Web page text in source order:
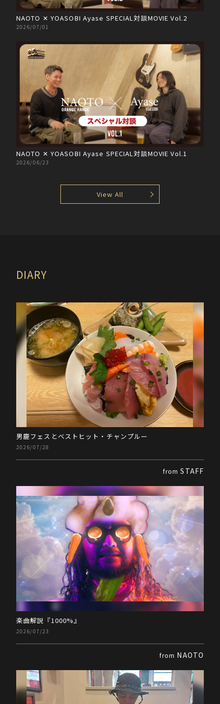
NAOTO ✕ YOASOBI Ayase SPECIAL対談MOVIE Vol.2
2026/07/01
NAOTO ✕ YOASOBI Ayase SPECIAL対談MOVIE Vol.1
2026/06/23
View All
DIARY
男鹿フェスとベストヒット・チャンプルー
2026/07/28
fromSTAFF
楽曲解説『1000%』
2026/07/23
from NAOTO